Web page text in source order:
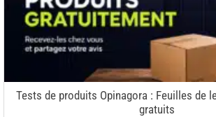
Tests de produits Opinagora : Feuilles de
gratuits